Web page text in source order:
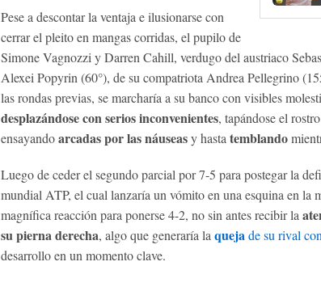
Pese a descontar la ventaja e ilusionarse con
cerrar el pleito en mangas corridas, el pupilo de
Simone Vagnozzi y Darren Cahill, verdugo del austriaco
Alexei Popyrin (60°), de su compatriota Andrea Pellegrino
las rondas previas, se marcharía a su banco con visibles
desplazándose con serios inconvenientes, tapándose el
ensayandoarcadas por las náuseasy hastatemblando
Luego de ceder el segundo parcial por 7-5 para postegar la
mundial ATP, el cual lanzaría un vómito en una esquina en la
magnífica reacción para ponerse 4-2, no sin antes recibir la
su pierna derecha, algo que generaría laquejade su rival
desarrollo en un momento clave.